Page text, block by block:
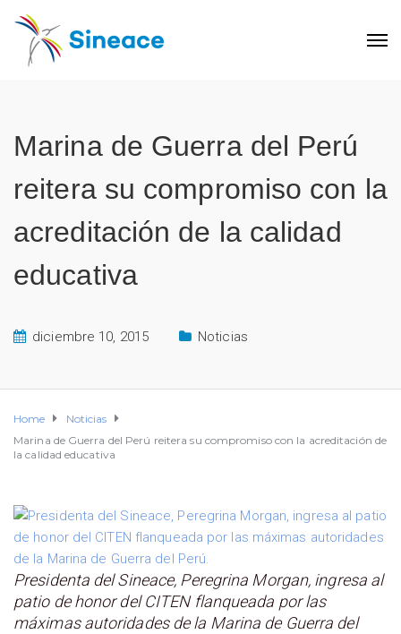
Marina de Guerra del Perú
reitera su compromiso con la
acreditación de la calidad
educativa
diciembre 10, 2015 Noticias
Home
Noticias
Marina de Guerra del Perú reitera su compromiso con la acreditación de
la calidad educativa
Presidenta del Sineace, Peregrina Morgan, ingresa al
patio de honor del CITEN flanqueada por las
máximas autoridades de la Marina de Guerra del